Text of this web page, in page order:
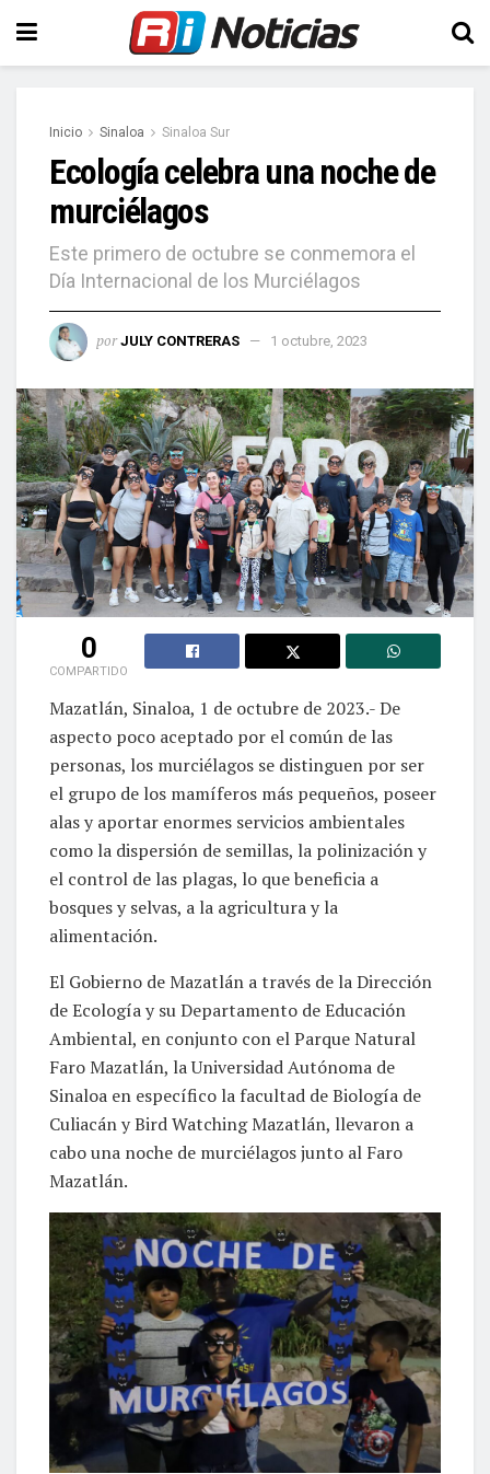
Inicio Sinaloa Sinaloa Sur
Ecología celebra una noche de
murciélagos
Este primero de octubre se conmemora el
Día Internacional de los Murciélagos
por JULY CONTRERAS 1 octubre, 2023
0
COMPARTIDO
Mazatlán, Sinaloa, 1 de octubre de 2023.- De
aspecto poco aceptado por el común de las
personas, los murciélagos se distinguen por ser
el grupo de los mamíferos más pequeños, poseer
alas y aportar enormes servicios ambientales
como la dispersión de semillas, la polinización y
el control de las plagas, lo que beneficia a
bosques y selvas, a la agricultura y la
alimentación.
El Gobierno de Mazatlán a través de la Dirección
de Ecología y su Departamento de Educación
Ambiental, en conjunto con el Parque Natural
Faro Mazatlán, la Universidad Autónoma de
Sinaloa en específico la facultad de Biología de
Culiacán y Bird Watching Mazatlán, llevaron a
cabo una noche de murciélagos junto al Faro
Mazatlán.